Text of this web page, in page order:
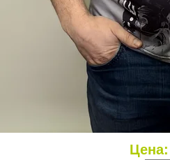
Цена: